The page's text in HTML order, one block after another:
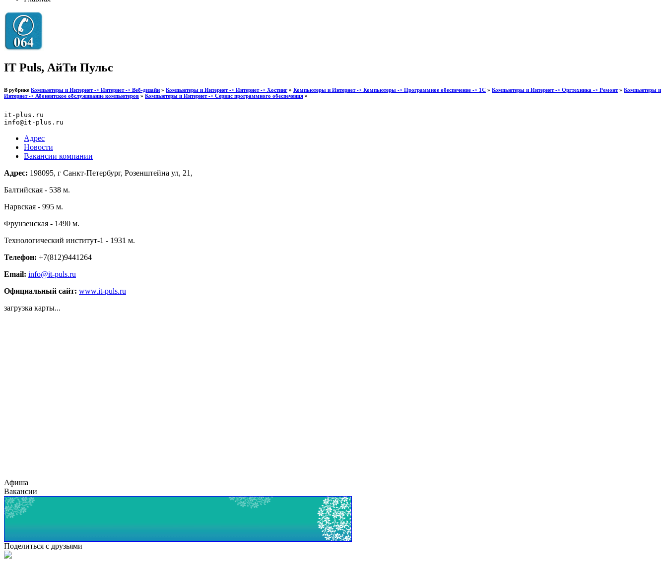
IT Puls, АйТи Пульс
В рубрике Компьютеры и Интернет -> Интернет -> Веб-дизайн » Компьютеры и Интернет -> Интернет -> Хостинг » Компьютеры и Интернет -> Компьютеры -> Программное обеспечение -> 1С » Компьютеры и Интернет -> Оргтехника -> Ремонт» Компьютеры и
Интернет -> Абонентское обслуживание компьютеров » Компьютеры и Интернет -> Сервис программного обеспечения »
it-plus.ru
info@it-plus.ru
Адрес
Новости
Вакансии компании
Адрес: 198095, г Санкт-Петербург, Розенштейна ул, 21,
Балтийская - 538 м.
Нарвская - 995 м.
Фрунзенская - 1490 м.
Технологический институт-1 - 1931 м.
Телефон: +7(812)9441264
Email: info@it-puls.ru
Официальный сайт: www.it-puls.ru
загрузка карты...
Афиша
Вакансии
Поделиться с друзьями